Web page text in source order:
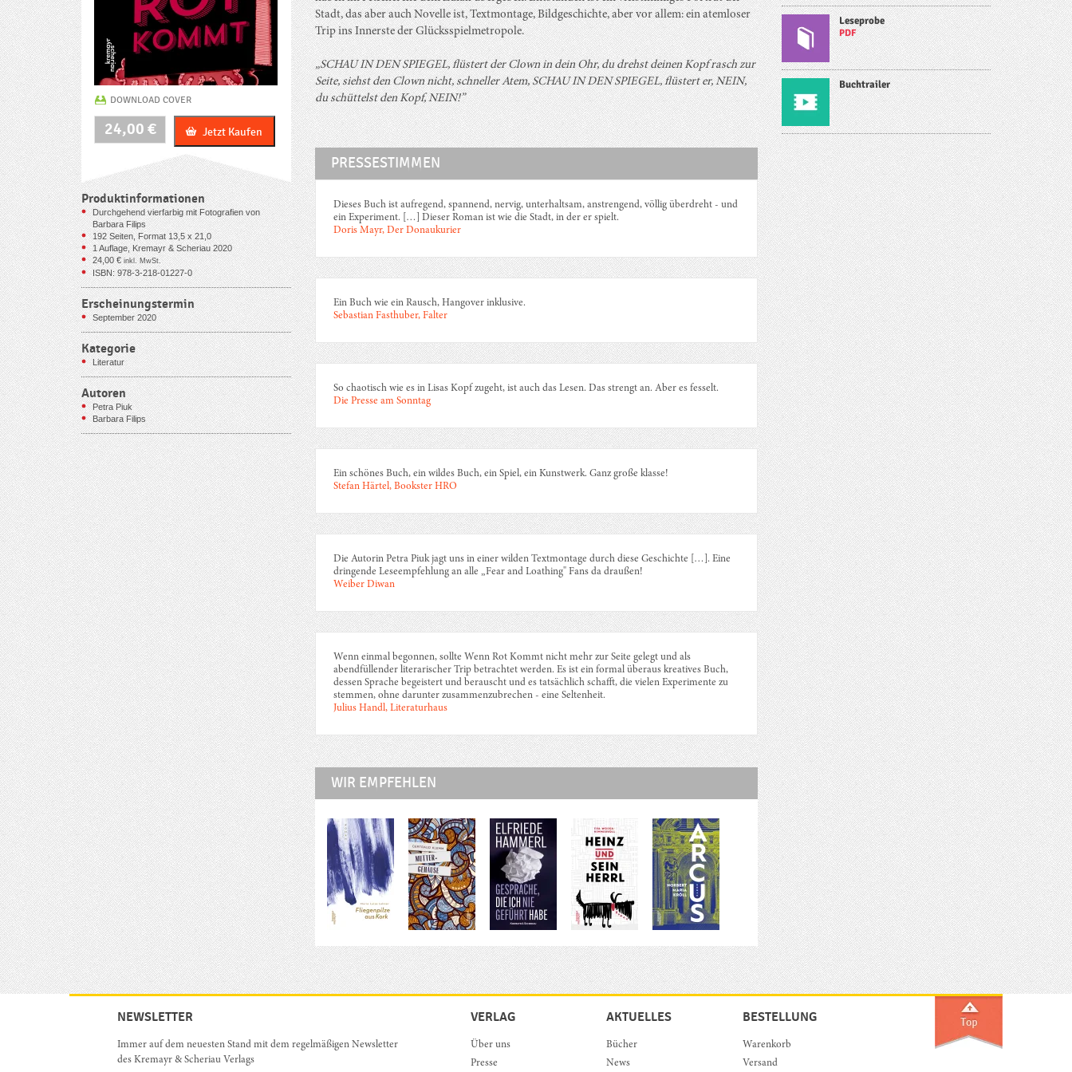
Stadt, das aber auch Novelle ist, Textmontage, Bildgeschichte, aber vor allem: ein atemloser
Trip ins Innerste der Glücksspielmetropole.
„SCHAU IN DEN SPIEGEL, flüstert der Clown in dein Ohr, du drehst deinen Kopf rasch zur
Seite, siehst den Clown nicht, schneller Atem, SCHAU IN DEN SPIEGEL, flüstert er, NEIN,
du schüttelst den Kopf, NEIN!”
PRESSESTIMMEN
Dieses Buch ist aufregend, spannend, nervig, unterhaltsam, anstrengend, völlig überdreht - und
ein Experiment. […] Dieser Roman ist wie die Stadt, in der er spielt.
Doris Mayr, Der Donaukurier
Ein Buch wie ein Rausch, Hangover inklusive.
Sebastian Fasthuber, Falter
So chaotisch wie es in Lisas Kopf zugeht, ist auch das Lesen. Das strengt an. Aber es fesselt.
Die Presse am Sonntag
Ein schönes Buch, ein wildes Buch, ein Spiel, ein Kunstwerk. Ganz große klasse!
Stefan Härtel, Bookster HRO
Die Autorin Petra Piuk jagt uns in einer wilden Textmontage durch diese Geschichte […]. Eine
dringende Leseempfehlung an alle „Fear and Loathing" Fans da draußen!
Weiber Diwan
Wenn einmal begonnen, sollte Wenn Rot Kommt nicht mehr zur Seite gelegt und als
abendfüllender literarischer Trip betrachtet werden. Es ist ein formal überaus kreatives Buch,
dessen Sprache begeistert und berauscht und es tatsächlich schafft, die vielen Experimente zu
stemmen, ohne darunter zusammenzubrechen - eine Seltenheit.
Julius Handl, Literaturhaus
WIR EMPFEHLEN
DOWNLOAD COVER
24,00 €
Rot
kommt
Menge
Jetzt Kaufen
Produktinformationen
Durchgehend vierfarbig mit Fotografien von
Barbara Filips
192Seiten, Format 13,5 x 21,0
1 Auflage, Kremayr & Scheriau 2020
24,00 € inkl. MwSt.
ISBN: 978-3-218-01227-0
Erscheinungstermin
September 2020
Kategorie
Literatur
Autoren
Petra Piuk
Barbara Filips
Leseprobe
PDF
Buchtrailer
VERLAG
Über uns
Presse
AKTUELLES
Bücher
News
BESTELLUNG
Warenkorb
Versand
NEWSLETTER
Immer auf dem neuesten Stand mit dem regelmäßigen Newsletter
des Kremayr & Scheriau Verlags